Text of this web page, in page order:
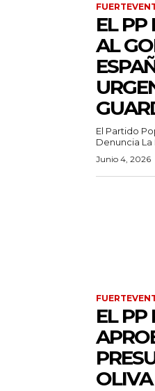
EL PP
AL
El Partido
Denuncia La
Junio 4, 2026
EL PP
OLIVA